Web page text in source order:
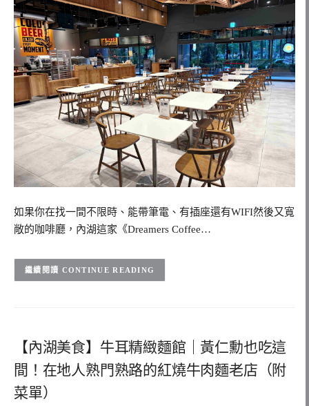
如果你在找一間不限時、能帶筆電、有插座還有WIFI然後又寬
敞的咖啡廳，內湖這家《Dreamers Coffee…
CONTINUE READING
【內湖美食】牛耳精緻麵館｜黃仁勳也吃這
間！在地人熟門熟路的紅燒牛肉麵老店（附
菜單）